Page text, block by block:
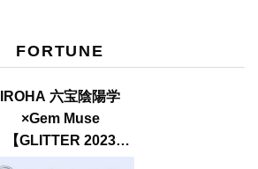
FORTUNE
IROHA 六宝陰陽学
×Gem Muse
【GLITTER 2023
SUMMER issue】